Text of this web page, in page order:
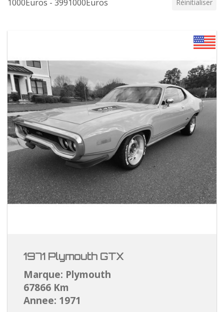
1000Euros - 3991000Euros Réinitialiser
1971 Plymouth GTX
Marque: Plymouth
67866 Km
Annee: 1971